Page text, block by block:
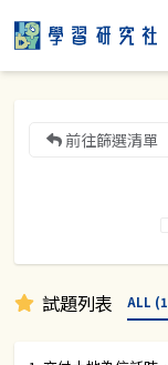
前往篩選清單
試題列表 ALL